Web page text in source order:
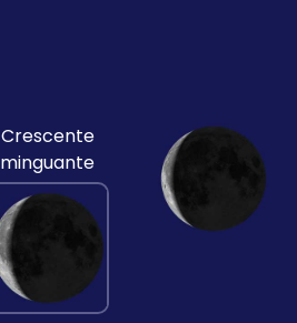
Crescente
minguante